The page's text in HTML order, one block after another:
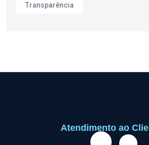
Transparência
Atendimento ao